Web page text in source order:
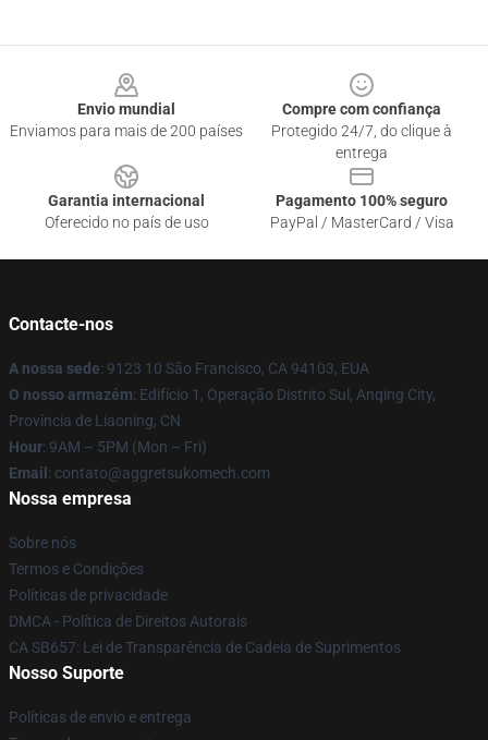
Envio mundial
Enviamos para mais de 200 países
Compre com confiança
Protegido 24/7, do clique à
entrega
Garantia internacional
Oferecido no país de uso
Pagamento 100% seguro
PayPal / MasterCard / Visa
Contacte-nos
A nossa sede: 9123 10 São Francisco, CA 94103, EUA
O nosso armazém: Edifício 1, Operação Distrito Sul, Anqing City,
Província de Liaoning, CN
Hour: 9AM – 5PM (Mon – Fri)
Email : contato@aggretsukomech.com
Nossa empresa
Sobre nós
Termos e Condições
Políticas de privacidade
DMCA - Política de Direitos Autorais
CA SB657: Lei de Transparência de Cadeia de Suprimentos
Nosso Suporte
Políticas de envio e entrega